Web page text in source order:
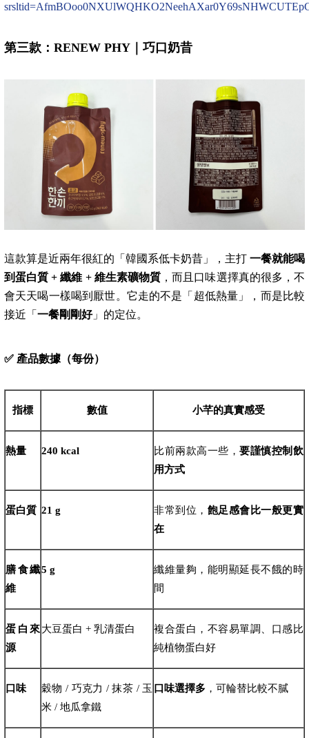
第三款：RENEW PHY｜巧口奶昔
這款算是近兩年很紅的「韓國系低卡奶昔」，主打 一餐就能喝
到蛋白質 + 纖維 + 維生素礦物質 ，而且口味選擇真的很多，不
會天天喝一樣喝到厭世。它走的不是「超低熱量」，而是比較
接近「 一餐剛剛好」的定位。
✅ 產品數據（每份）
指標 數值 小芊的真實感受
熱量 240 kcal 比前兩款高一些，要謹慎控制飲
用方式
蛋白質 21 g 非常到位， 飽足感會比一般更實
在
膳食纖
維
5 g
纖維量夠，能明顯延長不餓的時
間
蛋白來
源
大豆蛋白 + 乳清蛋白
複合蛋白，不容易單調、口感比
純植物蛋白好
口味
穀物 / 巧克力 / 抹茶 / 玉
米 / 地瓜拿鐵
口味選擇多 ，可輪替比較不膩